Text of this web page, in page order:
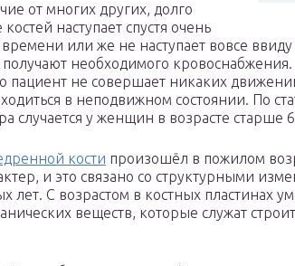
от многих других, долго
наступает спустя очень
или же не наступает вовсе ввиду
необходимого
пациент не совершает никаких
в неподвижном состоянии. По
случается у женщин в возрасте старше
кости произошёл в пожилом
и это связано со структурными
лет. С возрастом в костных пластинах
веществ, которые служат